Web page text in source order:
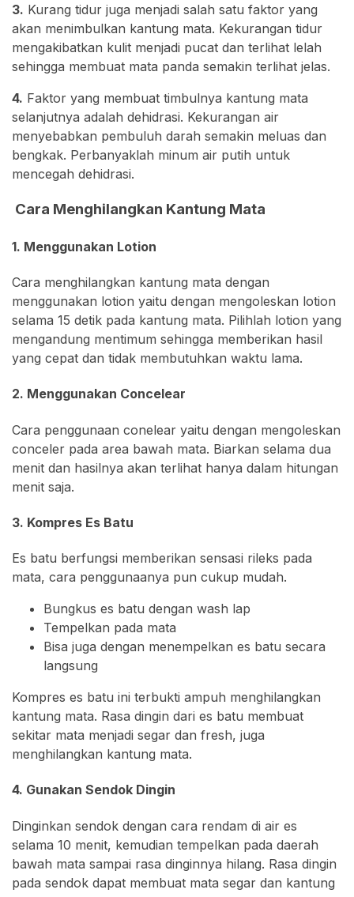
3. Kurang tidur juga menjadi salah satu faktor yang
akan menimbulkan kantung mata. Kekurangan tidur
mengakibatkan kulit menjadi pucat dan terlihat lelah
sehingga membuat mata panda semakin terlihat jelas.
4. Faktor yang membuat timbulnya kantung mata
selanjutnya adalah dehidrasi. Kekurangan air
menyebabkan pembuluh darah semakin meluas dan
bengkak. Perbanyaklah minum air putih untuk
mencegah dehidrasi.
Cara Menghilangkan Kantung Mata
1. Menggunakan Lotion
Cara menghilangkan kantung mata dengan
menggunakan lotion yaitu dengan mengoleskan lotion
selama 15 detik pada kantung mata. Pilihlah lotion yang
mengandung mentimum sehingga memberikan hasil
yang cepat dan tidak membutuhkan waktu lama.
2. Menggunakan Concelear
Cara penggunaan conelear yaitu dengan mengoleskan
conceler pada area bawah mata. Biarkan selama dua
menit dan hasilnya akan terlihat hanya dalam hitungan
menit saja.
3. Kompres Es Batu
Es batu berfungsi memberikan sensasi rileks pada
mata, cara penggunaanya pun cukup mudah.
Bungkus es batu dengan wash lap
Tempelkan pada mata
Bisa juga dengan menempelkan es batu secara
langsung
Kompres es batu ini terbukti ampuh menghilangkan
kantung mata. Rasa dingin dari es batu membuat
sekitar mata menjadi segar dan fresh, juga
menghilangkan kantung mata.
4. Gunakan Sendok Dingin
Dinginkan sendok dengan cara rendam di air es
selama 10 menit, kemudian tempelkan pada daerah
bawah mata sampai rasa dinginnya hilang. Rasa dingin
pada sendok dapat membuat mata segar dan kantung